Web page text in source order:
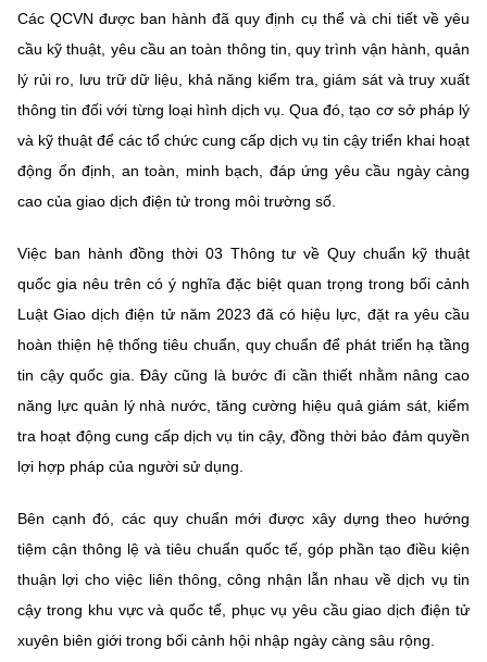
Các QCVN được ban hành đã quy định cụ thể và chi tiết về yêu
cầu kỹ thuật, yêu cầu an toàn thông tin, quy trình vận hành, quản
lý rủi ro, lưu trữ dữ liệu, khả năng kiểm tra, giám sát và truy xuất
thông tin đối với từng loại hình dịch vụ. Qua đó, tạo cơ sở pháp lý
và kỹ thuật để các tổ chức cung cấp dịch vụ tin cậy triển khai hoạt
động ổn định, an toàn, minh bạch, đáp ứng yêu cầu ngày càng
cao của giao dịch điện tử trong môi trường số.
Việc ban hành đồng thời 03 Thông tư về Quy chuẩn kỹ thuật
quốc gia nêu trên có ý nghĩa đặc biệt quan trọng trong bối cảnh
Luật Giao dịch điện tử năm 2023 đã có hiệu lực, đặt ra yêu cầu
hoàn thiện hệ thống tiêu chuẩn, quy chuẩn để phát triển hạ tầng
tin cậy quốc gia. Đây cũng là bước đi cần thiết nhằm nâng cao
năng lực quản lý nhà nước, tăng cường hiệu quả giám sát, kiểm
tra hoạt động cung cấp dịch vụ tin cậy, đồng thời bảo đảm quyền
lợi hợp pháp của người sử dụng.
Bên cạnh đó, các quy chuẩn mới được xây dựng theo hướng
tiệm cận thông lệ và tiêu chuẩn quốc tế, góp phần tạo điều kiện
thuận lợi cho việc liên thông, công nhận lẫn nhau về dịch vụ tin
cậy trong khu vực và quốc tế, phục vụ yêu cầu giao dịch điện tử
xuyên biên giới trong bối cảnh hội nhập ngày càng sâu rộng.